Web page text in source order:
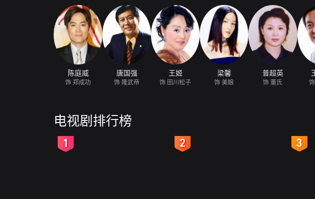
陈庭威
饰 郑成功
唐国强
饰 隆武帝
王姬
饰 田川松子
梁馨
饰 美娘
普超英
饰 董氏
电视剧排行榜